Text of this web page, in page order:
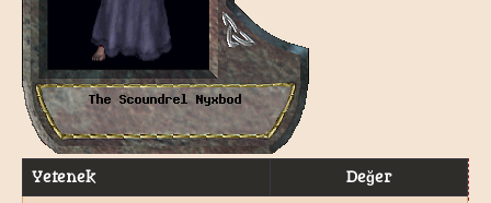
Yetenek Değer